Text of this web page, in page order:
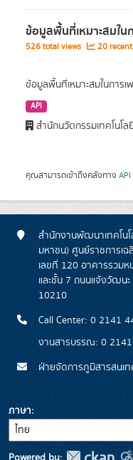
ข้อมูลพื้นที่เหมาะสมใน
526 total views 20
ข้อมูลพื้นที่เหมาะสมในการ
API
สำนักนวัตกรรมเทคโนโ
คุณสามารถเข้าถึงคลังทาง API
สำนักงานพัฒนาเทคโน
มหาชน) ศูนย์ราชการเ
เลขที่ 120 อาคารรวม
และชั้น 7 ถนนแจ้งวัฒน
10210
Call Center: 0 2141
งานสารบรรณ: 0
ฝ่ายจัดการภูมิสารสนเ
ภาษา